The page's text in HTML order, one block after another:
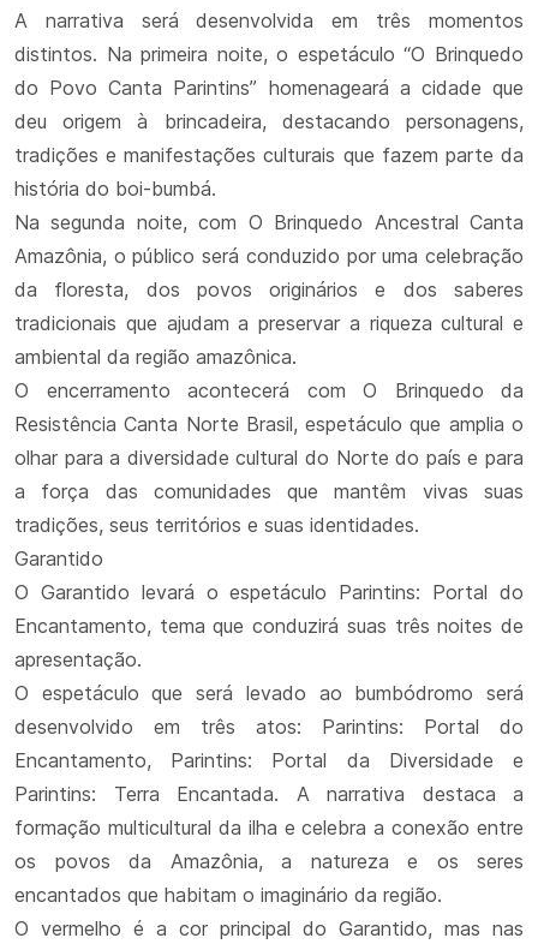
A narrativa será desenvolvida em três momentos
distintos. Na primeira noite, o espetáculo “O Brinquedo
do Povo Canta Parintins” homenageará a cidade que
deu origem à brincadeira, destacando personagens,
tradições e manifestações culturais que fazem parte da
história do boi-bumbá.
Na segunda noite, com O Brinquedo Ancestral Canta
Amazônia, o público será conduzido por uma celebração
da floresta, dos povos originários e dos saberes
tradicionais que ajudam a preservar a riqueza cultural e
ambiental da região amazônica.
O encerramento acontecerá com O Brinquedo da
Resistência Canta Norte Brasil, espetáculo que amplia o
olhar para a diversidade cultural do Norte do país e para
a força das comunidades que mantêm vivas suas
tradições, seus territórios e suas identidades.
Garantido
O Garantido levará o espetáculo Parintins: Portal do
Encantamento, tema que conduzirá suas três noites de
apresentação.
O espetáculo que será levado ao bumbódromo será
desenvolvido em três atos: Parintins: Portal do
Encantamento, Parintins: Portal da Diversidade e
Parintins: Terra Encantada. A narrativa destaca a
formação multicultural da ilha e celebra a conexão entre
os povos da Amazônia, a natureza e os seres
encantados que habitam o imaginário da região.
O vermelho é a cor principal do Garantido, mas nas